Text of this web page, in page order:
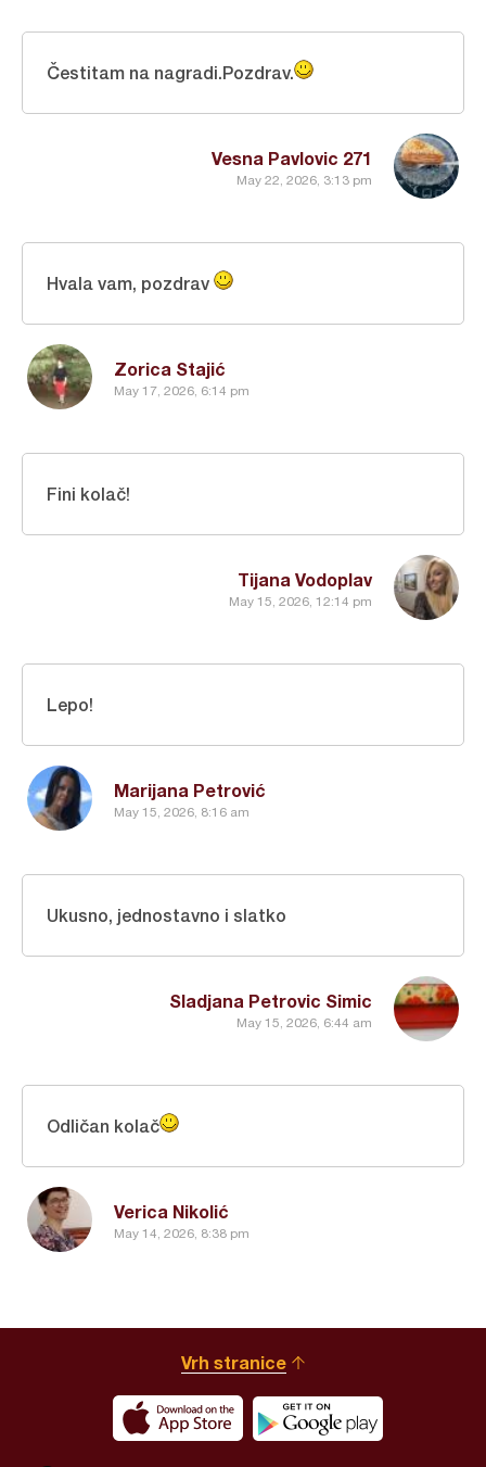
Vesna Pavlovic 271
May 22, 2026, 3:13 pm
Čestitam na nagradi.Pozdrav.
Zorica Stajić
May 17, 2026, 6:14 pm
Hvala vam, pozdrav
Tijana Vodoplav
May 15, 2026, 12:14 pm
Fini kolač!
Marijana Petrović
May 15, 2026, 8:16 am
Lepo!
Sladjana Petrovic Simic
May 15, 2026, 6:44 am
Ukusno, jednostavno i slatko
Verica Nikolić
May 14, 2026, 8:38 pm
Odličan kolač
Vrh stranice